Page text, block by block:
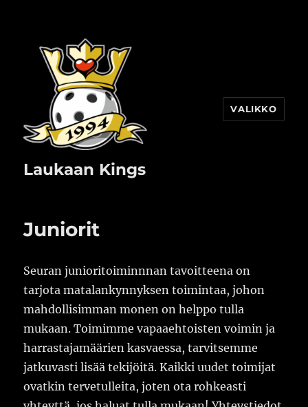
Laukaan Kings
VALIKKO
Juniorit
Seuran junioritoiminnnan tavoitteena on
tarjota matalankynnyksen toimintaa, johon
mahdollisimman monen on helppo tulla
mukaan. Toimimme vapaaehtoisten voimin ja
harrastajamäärien kasvaessa, tarvitsemme
jatkuvasti lisää tekijöitä. Kaikki uudet toimijat
ovatkin tervetulleita, joten ota rohkeasti